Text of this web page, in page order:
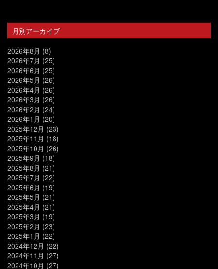
月別アーカイブ
2026年8月 (8)
2026年7月 (25)
2026年6月 (25)
2026年5月 (26)
2026年4月 (26)
2026年3月 (26)
2026年2月 (24)
2026年1月 (20)
2025年12月 (23)
2025年11月 (18)
2025年10月 (26)
2025年9月 (18)
2025年8月 (21)
2025年7月 (22)
2025年6月 (19)
2025年5月 (21)
2025年4月 (21)
2025年3月 (19)
2025年2月 (23)
2025年1月 (22)
2024年12月 (22)
2024年11月 (27)
2024年10月 (27)